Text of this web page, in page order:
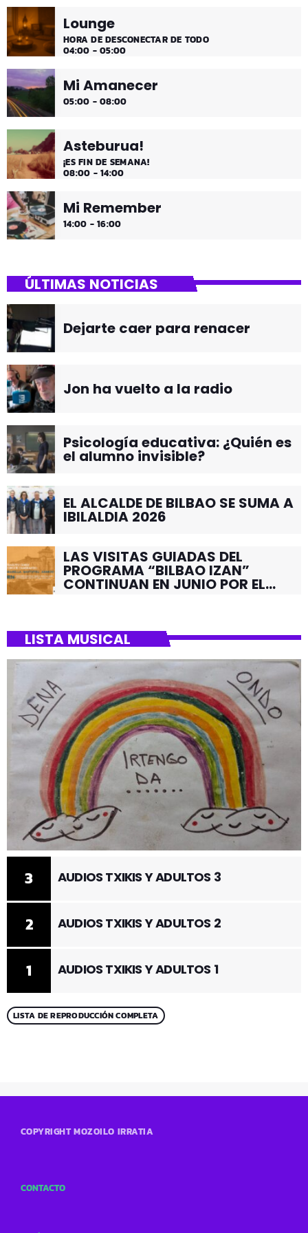
Lounge
HORA DE DESCONECTAR DE TODO
04:00 - 05:00
Mi Amanecer
05:00 - 08:00
Asteburua!
¡ES FIN DE SEMANA!
08:00 - 14:00
Mi Remember
14:00 - 16:00
ÚLTIMAS NOTICIAS
Dejarte caer para renacer
Jon ha vuelto a la radio
Psicología educativa: ¿Quién es
el alumno invisible?
EL ALCALDE DE BILBAO SE SUMA A
IBILALDIA 2026
LAS VISITAS GUIADAS DEL
PROGRAMA “BILBAO IZAN”
CONTINUAN EN JUNIO POR EL
LISTA MUSICAL
1 AUDIOS TXIKIS Y ADULTOS 1
2 AUDIOS TXIKIS Y ADULTOS 2
3 AUDIOS TXIKIS Y ADULTOS 3
LISTA DE REPRODUCCIÓN COMPLETA
COPYRIGHT MOZOILO IRRATIA
CONTACTO